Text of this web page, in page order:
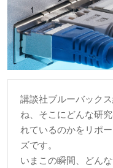
講談社ブルーバック
ね、そこにどんな研
れているのかをリポ
ズです。
いまこの瞬間、どん